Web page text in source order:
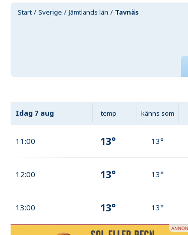
Start Sverige Jämtlands län Tavnäs
Idag 7 aug temp känns som
11:00 13° 13°
12:00 13° 13°
13:00 13° 13°